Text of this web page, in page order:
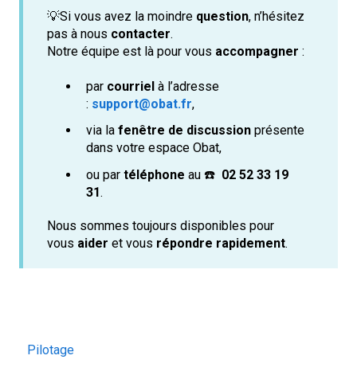
💡Si vous avez la moindre question, n’hésitez
pas à nous contacter.
Notre équipe est là pour vous accompagner :
par courriel à l’adresse
: support@obat.fr,
via la fenêtre de discussion présente
dans votre espace Obat,
ou par téléphone au ☎️ 02 52 33 19
31.
Nous sommes toujours disponibles pour
vous aider et vous répondre rapidement.
Pilotage